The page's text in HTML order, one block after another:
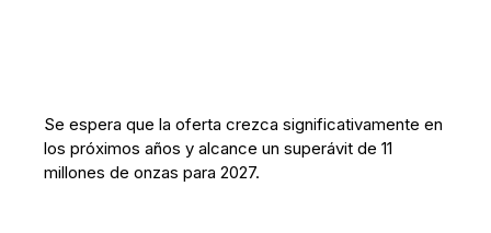
Se espera que la oferta crezca significativamente en
los próximos años y alcance un superávit de 11
millones de onzas para 2027.